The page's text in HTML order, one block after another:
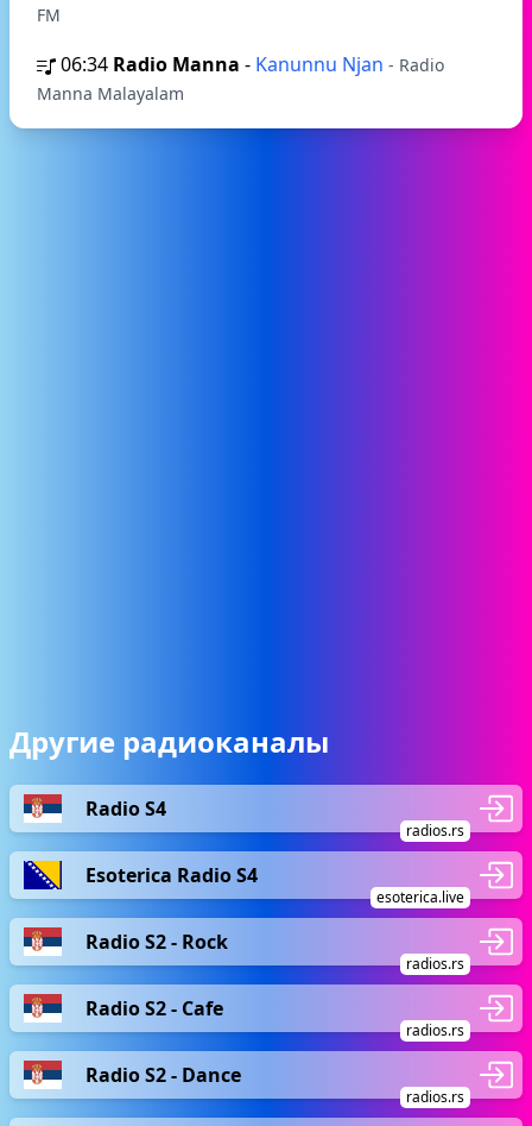
FM
06:34 Radio Manna - Kanunnu Njan - Radio
Manna Malayalam
Другие радиоканалы
Radio S4
radios.rs
Esoterica Radio S4
esoterica.live
Radio S2 - Rock
radios.rs
Radio S2 - Cafe
radios.rs
Radio S2 - Dance
radios.rs